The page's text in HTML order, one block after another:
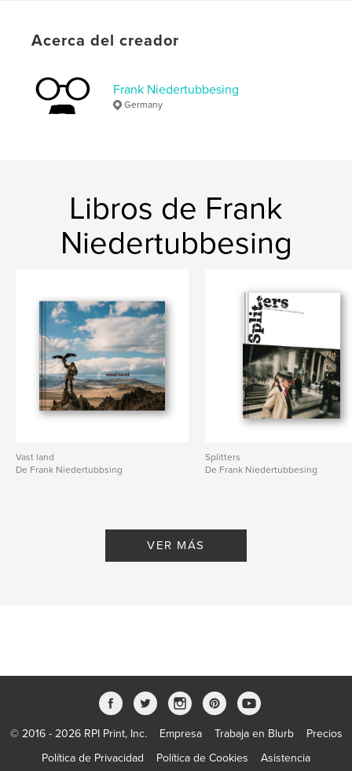
New York City , Bericht
Acerca del creador
Frank Niedertubbesing
Germany
Libros de Frank
Niedertubbesing
Vast land
De Frank Niedertubbsing
Splitters
De Frank Niedertubbesing
VER MÁS
© 2016 - 2026 RPI Print, Inc. Empresa Trabaja en Blurb
Precios
Política de Privacidad
Política de Cookies
Asistencia